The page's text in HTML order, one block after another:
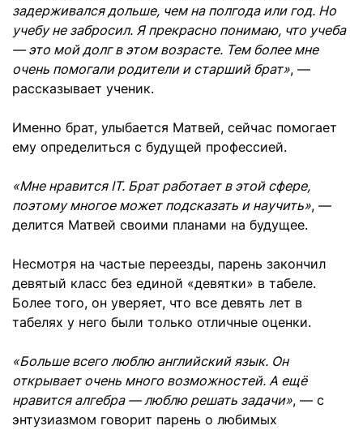
задерживался дольше, чем на полгода или год. Но
учебу не забросил. Я прекрасно понимаю, что учеба
— это мой долг в этом возрасте. Тем более мне
очень помогали родители и старший брат», —
рассказывает ученик.
Именно брат, улыбается Матвей, сейчас помогает
ему определиться с будущей профессией.
«Мне нравится IT. Брат работает в этой сфере,
поэтому многое может подсказать и научить», —
делится Матвей своими планами на будущее.
Несмотря на частые переезды, парень закончил
девятый класс без единой «девятки» в табеле.
Более того, он уверяет, что все девять лет в
табелях у него были только отличные оценки.
«Больше всего люблю английский язык. Он
открывает очень много возможностей. А ещё
нравится алгебра — люблю решать задачи», — с
энтузиазмом говорит парень о любимых